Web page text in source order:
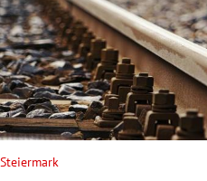
Steiermark